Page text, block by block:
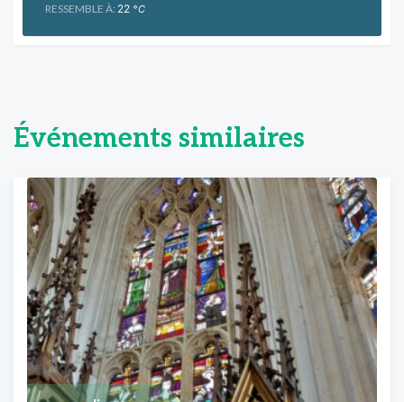
RESSEMBLE À: 22 °C
Événements similaires